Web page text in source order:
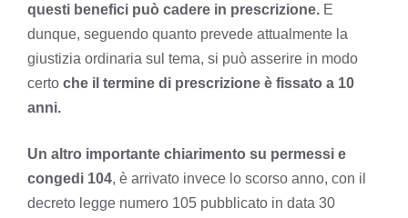
questi benefici può cadere in prescrizione. E
dunque, seguendo quanto prevede attualmente la
giustizia ordinaria sul tema, si può asserire in modo
certo che il termine di prescrizione è fissato a 10
anni.
Un altro importante chiarimento su permessi e
congedi 104, è arrivato invece lo scorso anno, con il
decreto legge numero 105 pubblicato in data 30